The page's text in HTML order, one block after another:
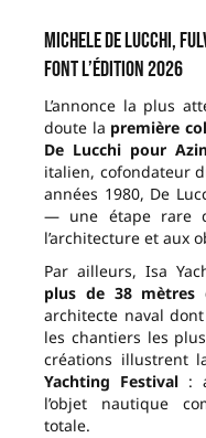
Michele De Lucchi,
font l’édition 2026
L’annonce la plus
doute la première
De Lucchi pour
italien, cofondateur
années 1980, De
— une étape rare
l’architecture et aux
Par ailleurs, Isa
plus de 38 mètres
architecte naval
les chantiers les
créations illustrent
Yachting Festival:
l’objet nautique
totale.